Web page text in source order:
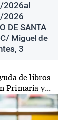
2026al
2026
DE SANTA
C/ Miguel de
3
de libros
Primaria y...